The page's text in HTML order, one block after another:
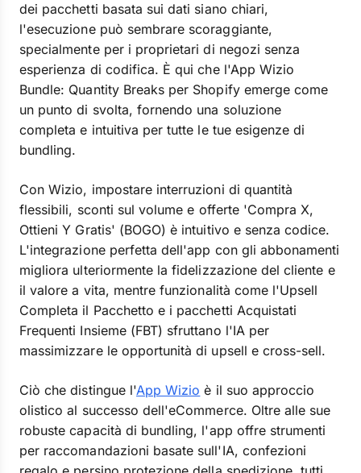
dei pacchetti basata sui dati siano chiari,
l'esecuzione può sembrare scoraggiante,
specialmente per i proprietari di negozi senza
esperienza di codifica. È qui che l'App Wizio
Bundle: Quantity Breaks per Shopify emerge come
un punto di svolta, fornendo una soluzione
completa e intuitiva per tutte le tue esigenze di
bundling.
Con Wizio, impostare interruzioni di quantità
flessibili, sconti sul volume e offerte 'Compra X,
Ottieni Y Gratis' (BOGO) è intuitivo e senza codice.
L'integrazione perfetta dell'app con gli abbonamenti
migliora ulteriormente la fidelizzazione del cliente e
il valore a vita, mentre funzionalità come l'Upsell
Completa il Pacchetto e i pacchetti Acquistati
Frequenti Insieme (FBT) sfruttano l'IA per
massimizzare le opportunità di upsell e cross-sell.
Ciò che distingue l'App Wizio è il suo approccio
olistico al successo dell'eCommerce. Oltre alle sue
robuste capacità di bundling, l'app offre strumenti
per raccomandazioni basate sull'IA, confezioni